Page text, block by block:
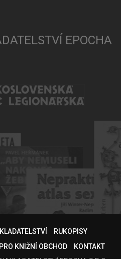
EPOCHA
RUKOPISY
KNIŽNÍ OBCHOD
KONTAKT